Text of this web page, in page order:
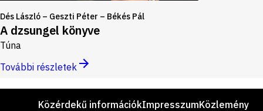
Dés László – Geszti Péter – Békés Pál
A dzsungel könyve
Túna
További részletek
LáblécKözérdekű információkImpresszumKözlemény